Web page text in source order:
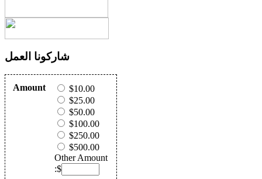
شاركونا العمل
Amount
$10.00
$25.00
$50.00
$100.00
$250.00
$500.00
Other Amount
:$